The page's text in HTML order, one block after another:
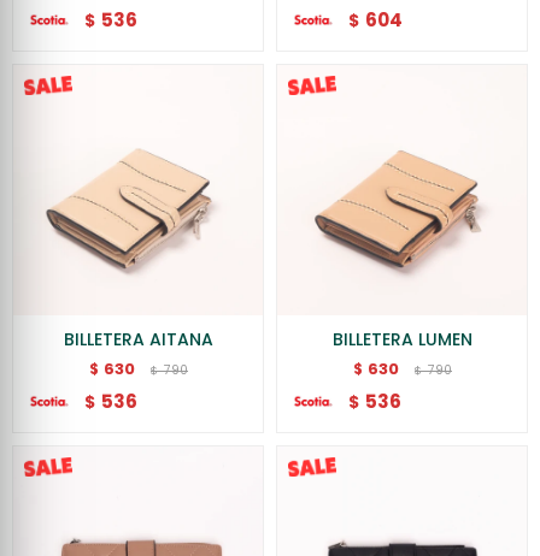
$ 536 $ 604
BILLETERA AITANA
$ 630 $ 790
$ 536
BILLETERA LUMEN
$ 630 $ 790
$ 536